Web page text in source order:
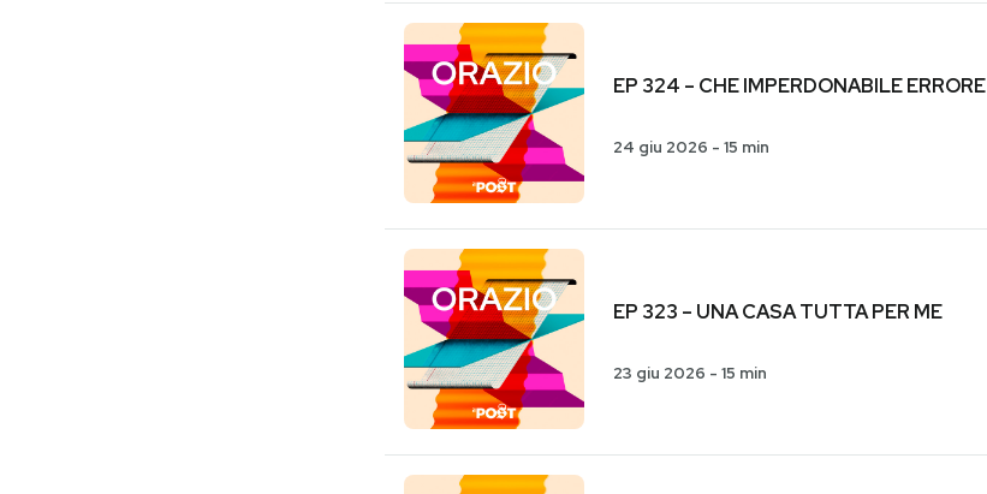
EP 324 – CHE IMPERDONABILE ERRORE
24 giu 2026 - 15 min
EP 323 – UNA CASA TUTTA PER ME
23 giu 2026 - 15 min